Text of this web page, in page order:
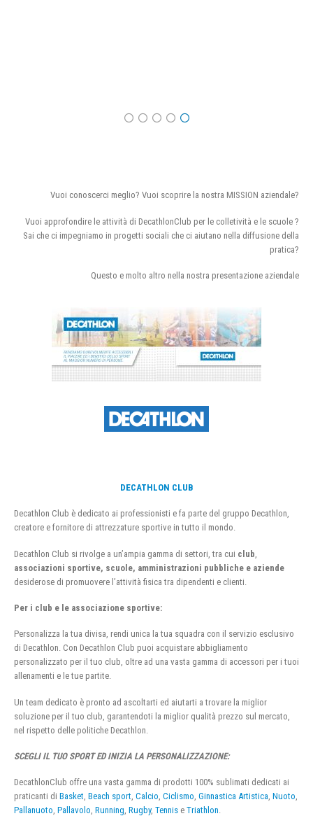
Vuoi conoscerci meglio? Vuoi scoprire la nostra MISSION aziendale?
Vuoi approfondire le attività di DecathlonClub per le colletività e le scuole ?
Sai che ci impegniamo in progetti sociali che ci aiutano nella diffusione della
pratica?
Questo e molto altro nella nostra presentazione aziendale
DECATHLON CLUB
Decathlon Club è dedicato ai professionisti e fa parte del gruppo Decathlon,
creatore e fornitore di attrezzature sportive in tutto il mondo.
Decathlon Club si rivolge a un’ampia gamma di settori, tra cui club
associazioni sportive, scuole, amministrazioni pubbliche e aziende
desiderose di promuovere l’attività fisica tra dipendenti e clienti.
Per i club e le associazione sportive:
Personalizza la tua divisa, rendi unica la tua squadra con il servizio esclusivo
di Decathlon. Con Decathlon Club puoi acquistare abbigliamento
personalizzato per il tuo club, oltre ad una vasta gamma di accessori per i tuoi
allenamenti e le tue partite.
Un team dedicato è pronto ad ascoltarti ed aiutarti a trovare la miglior
soluzione per il tuo club, garantendoti la miglior qualità prezzo sul mercato,
nel rispetto delle politiche Decathlon.
SCEGLI IL TUO SPORT ED INIZIA LA PERSONALIZZAZIONE:
DecathlonClub offre una vasta gamma di prodotti 100% sublimati dedicati ai
praticanti di Basket, Beach sport, Calcio, Ciclismo, Ginnastica Artistica, Nuoto,
Pallanuoto, Pallavolo, Running, Rugby, Tennis e Triathlon.